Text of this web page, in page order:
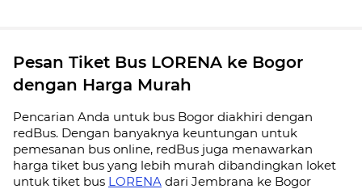
Pesan Tiket Bus LORENA ke Bogor
dengan Harga Murah
Pencarian Anda untuk bus Bogor diakhiri dengan
redBus. Dengan banyaknya keuntungan untuk
pemesanan bus online, redBus juga menawarkan
harga tiket bus yang lebih murah dibandingkan loket
untuk tiket bus LORENA dari Jembrana ke Bogor